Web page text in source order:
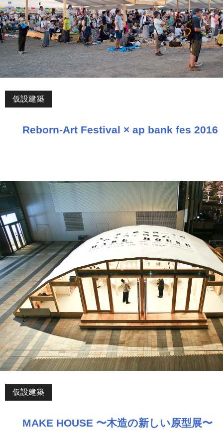
Reborn-Art Festival × ap bank fes 2016
仮設建築
MAKE HOUSE 〜木造の新しい原型展〜
仮設建築